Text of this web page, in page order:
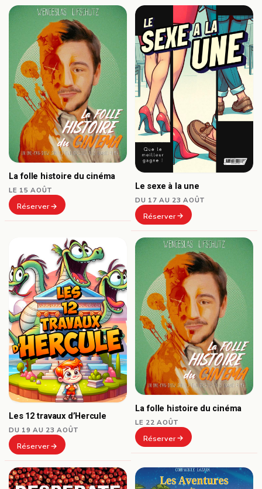
La folle histoire du cinéma
LE 15 AOÛT
Réserver
Le sexe à la une
DU 17 AU 23 AOÛT
Réserver
Les 12 travaux d’Hercule
DU 19 AU 23 AOÛT
Réserver
La folle histoire du cinéma
LE 22 AOÛT
Réserver